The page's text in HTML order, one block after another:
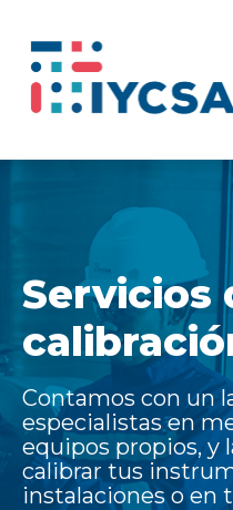
Soluciones
Equipos
Nosotros
Lo que Hacemos
Recursos
Servicios
Contamos con un
especialistas en
equipos propios, y
calibrar tus
instalaciones o en